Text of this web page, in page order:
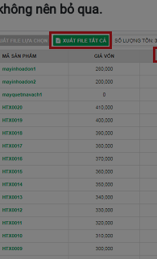
nên bỏ qua.